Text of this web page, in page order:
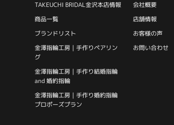
TAKEUCHI BRIDAL金沢本店情報
商品一覧
ブランドリスト
金澤指輪工房｜手作りペアリン
グ
金澤指輪工房｜手作り結婚指輪
and 婚約指輪
金澤指輪工房｜手作り婚約指輪
プロポーズプラン
会社概要
店舗情報
お客様の声
お問い合わせ